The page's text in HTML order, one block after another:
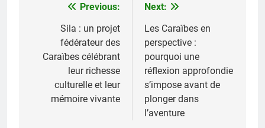
Navigation
l’article
Previous:
Sila : un projet
fédérateur des
Caraïbes célébrant
leur richesse
culturelle et leur
mémoire vivante
Next:
Les Caraïbes en
perspective :
pourquoi une
réflexion approfondie
s’impose avant de
plonger dans
l’aventure